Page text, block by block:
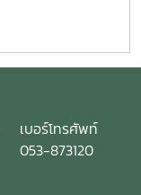
เบอร์โทรศัพท์
053-873120